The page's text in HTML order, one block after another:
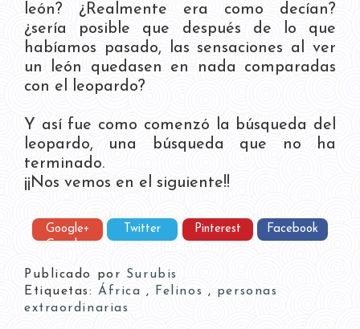
león? ¿Realmente era como decían?
¿sería posible que después de lo que
habíamos pasado, las sensaciones al ver
un león quedasen en nada comparadas
con el leopardo?
Y así fue como comenzó la búsqueda del
leopardo, una búsqueda que no ha
terminado.
¡¡Nos vemos en el siguiente!!
Google+
Twitter Pinterest Facebook
Publicado por Surubis
Etiquetas:África, Felinos , personas
extraordinarias